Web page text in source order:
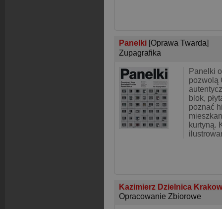
Panelki [Oprawa Twarda]
Zupagrafika
Panelki
pozwolą
blok,
poznać
kurtyną.
Kazimierz Dzielnica
Opracowanie Zbiorowe